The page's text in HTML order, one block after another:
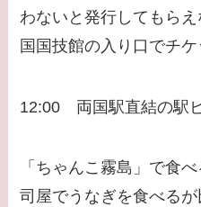
わないと発行してもら
国国技館の入り口でチ
12:00 両国駅直結の駅
「ちゃんこ霧島」で食
司屋でうなぎを食べる